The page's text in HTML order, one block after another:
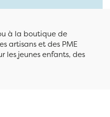
à la boutique de
artisans et des PME
les jeunes enfants, des